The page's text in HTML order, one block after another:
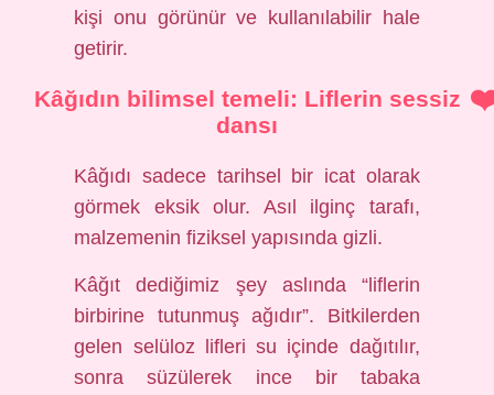
kişi onu görünür ve kullanılabilir hale
getirir.
Kâğıdın bilimsel temeli: Liflerin sessiz
dansı
Kâğıdı sadece tarihsel bir icat olarak
görmek eksik olur. Asıl ilginç tarafı,
malzemenin fiziksel yapısında gizli.
Kâğıt dediğimiz şey aslında “liflerin
birbirine tutunmuş ağıdır”. Bitkilerden
gelen selüloz lifleri su içinde dağıtılır,
sonra süzülerek ince bir tabaka